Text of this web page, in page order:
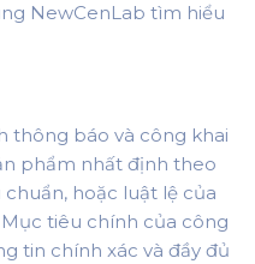
NewCenLab tìm hiểu
thông báo và công khai
phẩm nhất định theo
hoặc luật lệ của
tiêu chính của công
tin chính xác và đầy đủ